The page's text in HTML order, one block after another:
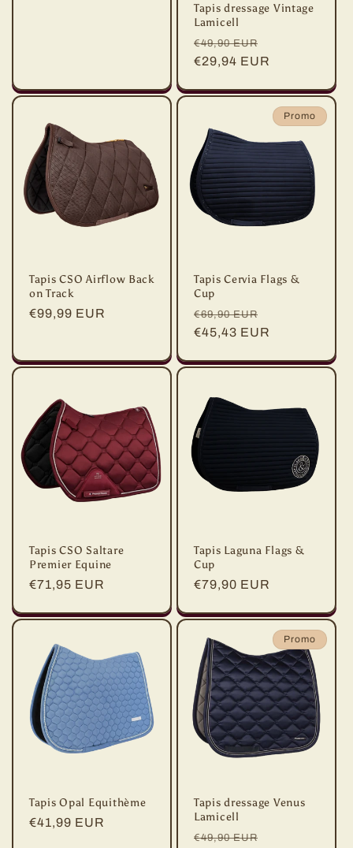
Tapis dressage Vintage
Lamicell
Prix
habituel
€49,90 EUR
promotionnel
€29,94 EUR
Tapis CSO Airflow Back
on Track
Prix
€99,99 EUR
Promo
Tapis Cervia Flags &
Cup
Prix
habituel
€69,90 EUR
promotionnel
€45,43 EUR
Tapis CSO Saltare
Premier Equine
Prix
€71,95 EUR
Tapis Laguna Flags &
Cup
Prix
€79,90 EUR
Tapis Opal Equithème
Prix
€41,99 EUR
Promo
Tapis dressage Venus
Lamicell
Prix
€49,90 EUR